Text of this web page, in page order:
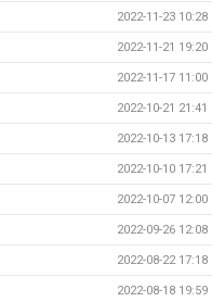
2022-11-23 10:28
2022-11-21 19:20
2022-11-17 11:00
2022-10-21 21:41
2022-10-13 17:18
2022-10-10 17:21
2022-10-07 12:00
2022-09-26 12:08
2022-08-22 17:18
2022-08-18 19:59